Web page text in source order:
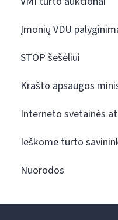
Įmonių VDU
STOP šešėliui
Krašto apsaugos
Interneto svetainės
Ieškome turto
Nuorodos